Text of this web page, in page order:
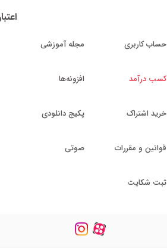
حساب کاربری
کسب درآمد
خرید اشتراک
قوانین و مقررات
ثبت شکایت
مجله آموزشی
افزونه‌ها
پکیج دانلودی
صوتی